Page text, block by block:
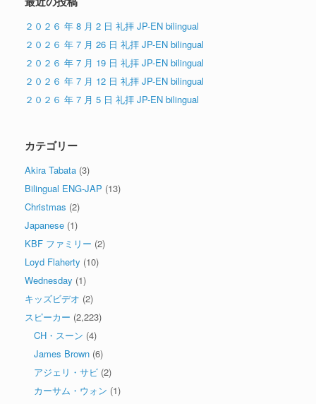
２０２６ 年 8 月 2 日 礼拝 JP-EN bilingual
２０２６ 年 7 月 26 日 礼拝 JP-EN bilingual
２０２６ 年 7 月 19 日 礼拝 JP-EN bilingual
２０２６ 年 7 月 12 日 礼拝 JP-EN bilingual
２０２６ 年 7 月 5 日 礼拝 JP-EN bilingual
カテゴリー
Akira Tabata (3)
Bilingual ENG-JAP (13)
Christmas (2)
Japanese (1)
KBF ファミリー (2)
Loyd Flaherty (10)
Wednesday (1)
キッズビデオ (2)
スピーカー (2,223)
CH・スーン (4)
James Brown (6)
アジェリ・サビ (2)
カーサム・ウォン (1)